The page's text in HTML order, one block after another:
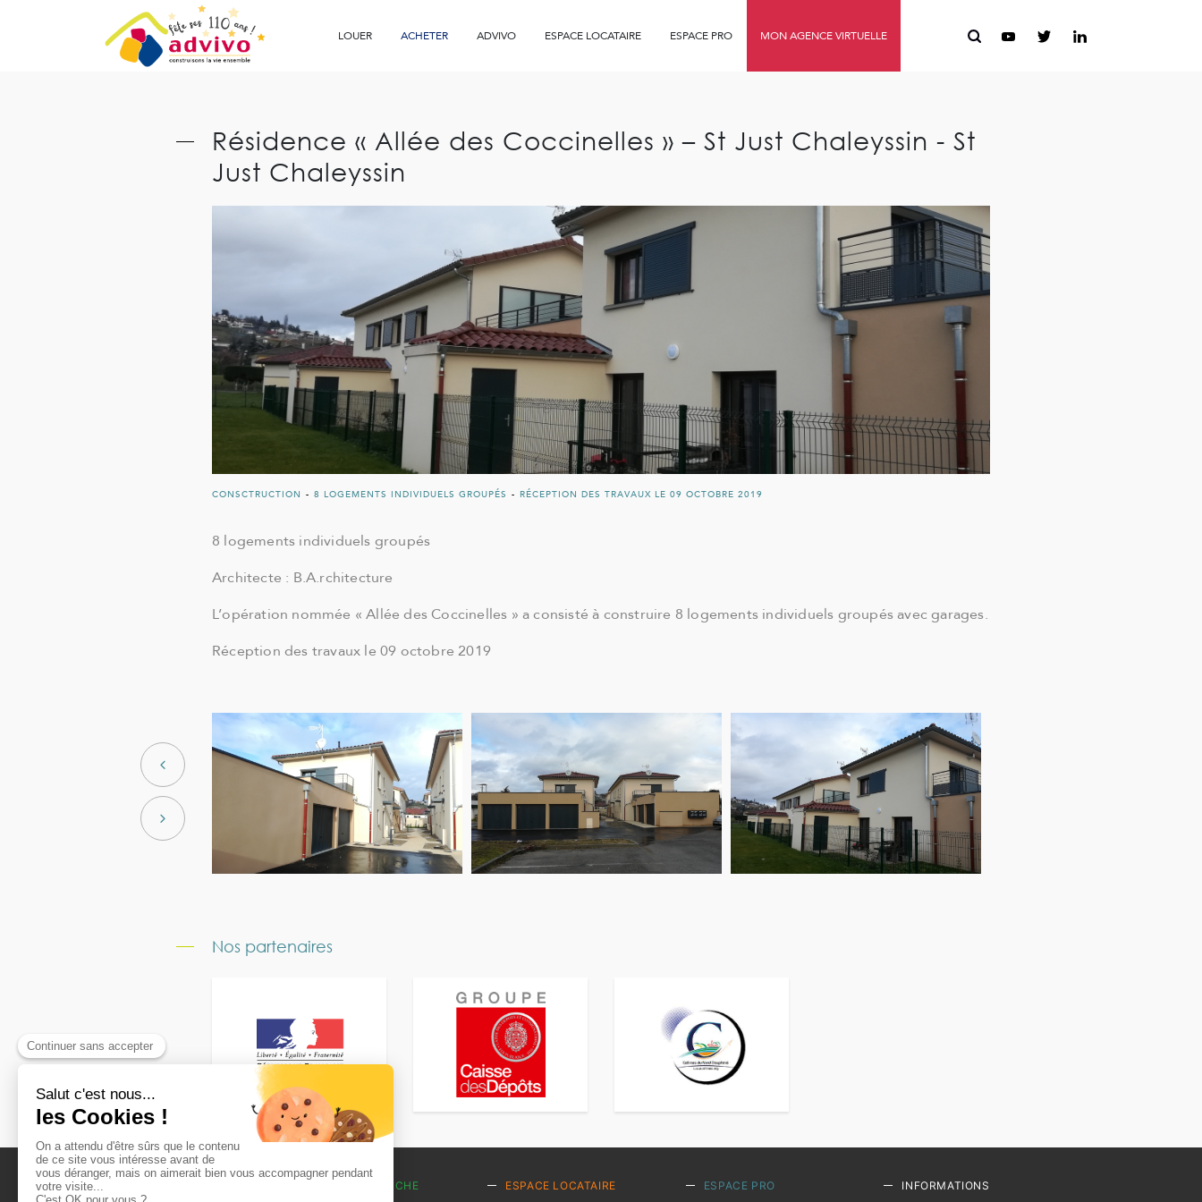
LOUER ACHETER ADVIVO ESPACE LOCATAIRE ESPACE PRO MON AGENCE VIRTUELLE
Résidence « Allée des Coccinelles » – St Just Chaleyssin - St
Just Chaleyssin
CONSCTRUCTION - 8 LOGEMENTS INDIVIDUELS GROUPÉS - RÉCEPTION DES TRAVAUX LE 09 OCTOBRE 2019
8 logements individuels groupés
Architecte : B.A.rchitecture
L’opération nommée « Allée des Coccinelles » a consisté à construire 8 logements individuels groupés avec garages.
Réception des travaux le 09 octobre 2019
Nos partenaires
VOTRE RECHERCHE ESPACE LOCATAIRE ESPACE PRO INFORMATIONS